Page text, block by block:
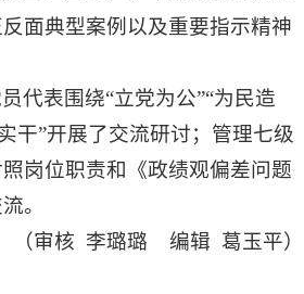
面典型案例以及重要指示精神
代表围绕“立党为公”“为民造
干”开展了交流研讨；管理七级
岗位职责和《政绩观偏差问题
。
（审核 李璐璐 编辑 葛玉平）